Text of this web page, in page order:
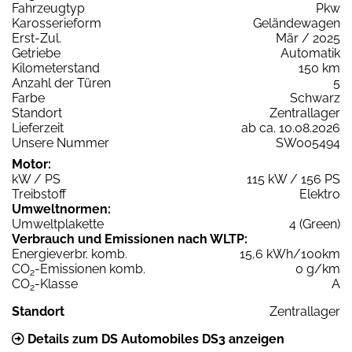
Fahrzeugtyp
Pkw
Karosserieform
Geländewagen
Erst-Zul.
Mär / 2025
Getriebe
Automatik
Kilometerstand
150 km
Anzahl der Türen
5
Farbe
Schwarz
Standort
Zentrallager
Lieferzeit
ab ca. 10.08.2026
Unsere Nummer
SW005494
Motor:
kW / PS
115 kW / 156 PS
Treibstoff
Elektro
Umweltnormen:
Umweltplakette
4 (Green)
Verbrauch und Emissionen nach WLTP:
Energieverbr. komb.
15,6 kWh/100km
CO2-Emissionen komb.
0 g/km
CO2-Klasse
A
Standort
Zentrallager
Details zum DS Automobiles DS3 anzeigen